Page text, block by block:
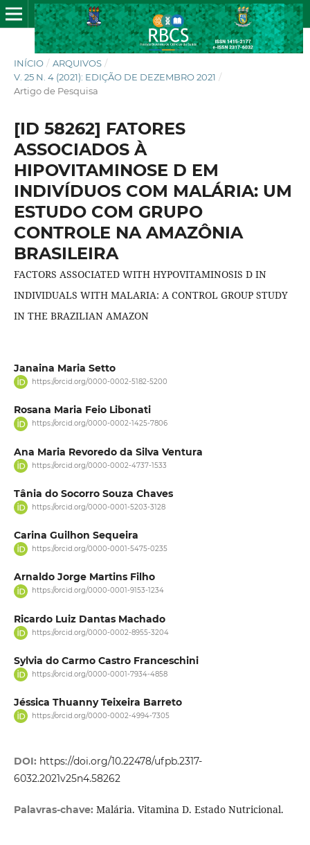
INÍCIO / ARQUIVOS /
V. 25 N. 4 (2021): EDIÇÃO DE DEZEMBRO 2021 /
Artigo de Pesquisa
[ID 58262] FATORES
ASSOCIADOS À
HIPOVITAMINOSE D EM
INDIVÍDUOS COM MALÁRIA: UM
ESTUDO COM GRUPO
CONTROLE NA AMAZÔNIA
BRASILEIRA
FACTORS ASSOCIATED WITH HYPOVITAMINOSIS D IN
INDIVIDUALS WITH MALARIA: A CONTROL GROUP STUDY
IN THE BRAZILIAN AMAZON
Janaina Maria Setto
https://orcid.org/0000-0002-5182-5200
Rosana Maria Feio Libonati
https://orcid.org/0000-0002-1425-7806
Ana Maria Revoredo da Silva Ventura
https://orcid.org/0000-0002-4737-1533
Tânia do Socorro Souza Chaves
https://orcid.org/0000-0001-5203-3128
Carina Guilhon Sequeira
https://orcid.org/0000-0001-5475-0235
Arnaldo Jorge Martins Filho
https://orcid.org/0000-0001-9153-1234
Ricardo Luiz Dantas Machado
https://orcid.org/0000-0002-8955-3204
Sylvia do Carmo Castro Franceschini
https://orcid.org/0000-0001-7934-4858
Jéssica Thuanny Teixeira Barreto
https://orcid.org/0000-0002-4994-7305
DOI: https://doi.org/10.22478/ufpb.2317-
6032.2021v25n4.58262
Palavras-chave: Malária. Vitamina D. Estado Nutricional.